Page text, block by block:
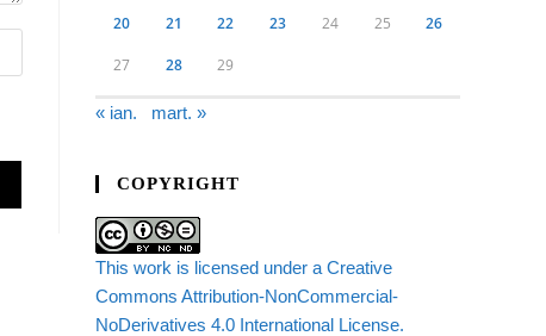
20 21 22 23 24 25 26
27 28 29
« ian. mart. »
COPYRIGHT
This work is licensed under a Creative
Commons Attribution-NonCommercial-
NoDerivatives 4.0 International License.